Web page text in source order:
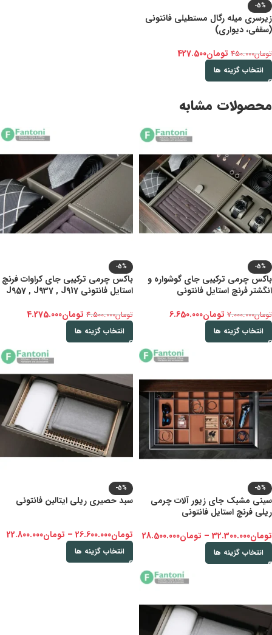
-5%
زیرسری میله رگال مستطیلی فانتونی
(سقفی، دیواری)
تومان450.000 تومان427.500
انتخاب گزینه ها
محصولات مشابه
-5%
باکس چرمی ترکیبی جای گوشواره و
انگشتر فرنچ استایل فانتونی
تومان7.000.000 تومان6.650.000
انتخاب گزینه ها
-5%
باکس چرمی ترکیبی جای کراوات فرنچ
استایل فانتونی J957 , J937 , J917
تومان4.500.000 تومان4.275.000
انتخاب گزینه ها
-5%
سینی مشبک جای زیور آلات چرمی
ریلی فرنچ استایل فانتونی
تومان32.300.000
– تومان28.500.000
انتخاب گزینه ها
-5%
سبد حصیری ریلی ایتالین فانتونی
تومان26.600.000
– تومان22.800.000
انتخاب گزینه ها